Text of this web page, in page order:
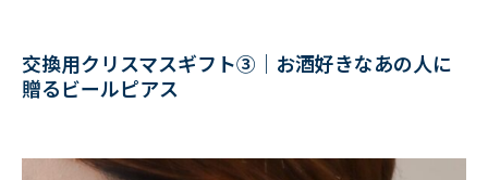
交換用クリスマスギフト③｜お酒好きなあの人に
贈るビールピアス